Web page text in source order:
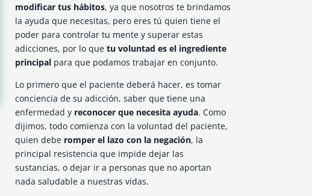
modificar tus hábitos, ya que nosotros te brindamos
la ayuda que necesitas, pero eres tú quien tiene el
poder para controlar tu mente y superar estas
adicciones, por lo quetu voluntad es el ingrediente
principal para que podamos trabajar en conjunto.
Lo primero que el paciente deberá hacer, es tomar
conciencia de su adicción, saber que tiene una
enfermedad y reconocer que necesita ayuda. Como
dijimos, todo comienza con la voluntad del paciente,
quien debe romper el lazo con la negación, la
principal resistencia que impide dejar las
sustancias, o dejar ir a personas que no aportan
nada saludable a nuestras vidas.